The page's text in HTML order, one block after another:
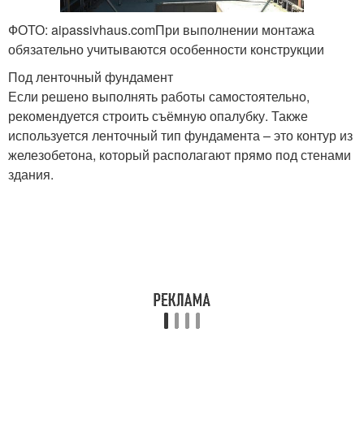
ФОТО: aipassivhaus.comПри выполнении монтажа
обязательно учитываются особенности конструкции
Под ленточный фундамент
Если решено выполнять работы самостоятельно,
рекомендуется строить съёмную опалубку. Также
используется ленточный тип фундамента – это контур из
железобетона, который располагают прямо под стенами
здания.